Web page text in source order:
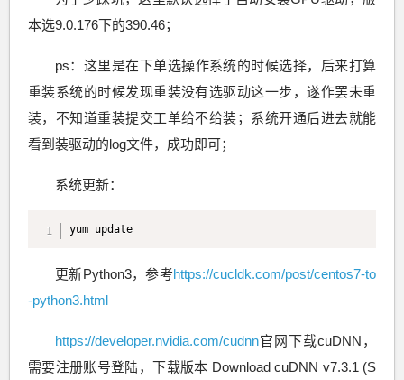
本选9.0.176下的390.46；
ps：这里是在下单选操作系统的时候选择，后来打算
重装系统的时候发现重装没有选驱动这一步，遂作罢未重
装，不知道重装提交工单给不给装；系统开通后进去就能
看到装驱动的log文件，成功即可；
系统更新：
yum update
更新Python3，参考https://cucldk.com/post/centos7-to
-python3.html
https://developer.nvidia.com/cudnn官网下载cuDNN，
需要注册账号登陆，下载版本 Download cuDNN v7.3.1 (S